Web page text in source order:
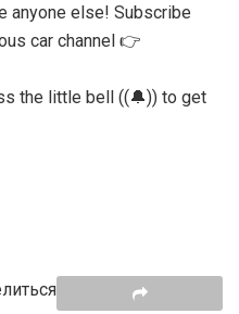
anyone else! Subscribe
car channel 👉
the little bell ((🔔)) to get